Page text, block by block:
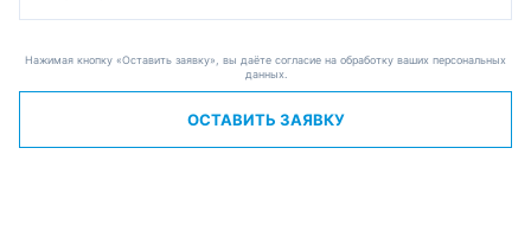
Нажимая кнопку «Оставить заявку», вы даёте согласие на обработку ваших персональных
данных.
ОСТАВИТЬ ЗАЯВКУ